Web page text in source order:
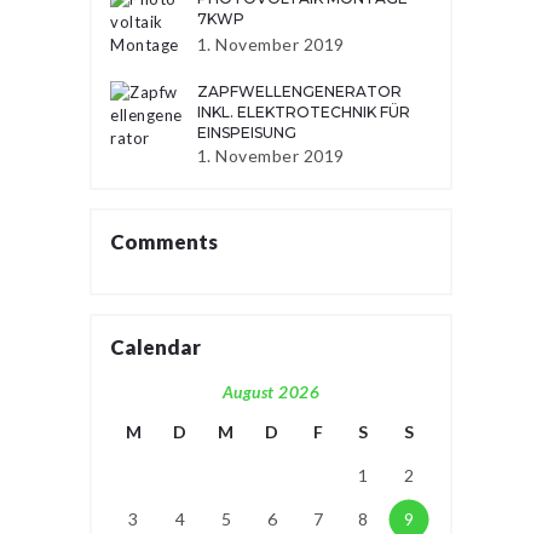
7KWP
1. November 2019
ZAPFWELLENGENERATOR
INKL. ELEKTROTECHNIK FÜR
EINSPEISUNG
1. November 2019
Comments
Calendar
August 2026
M
D M D F S S
1 2
3 4 5 6 7 8 9